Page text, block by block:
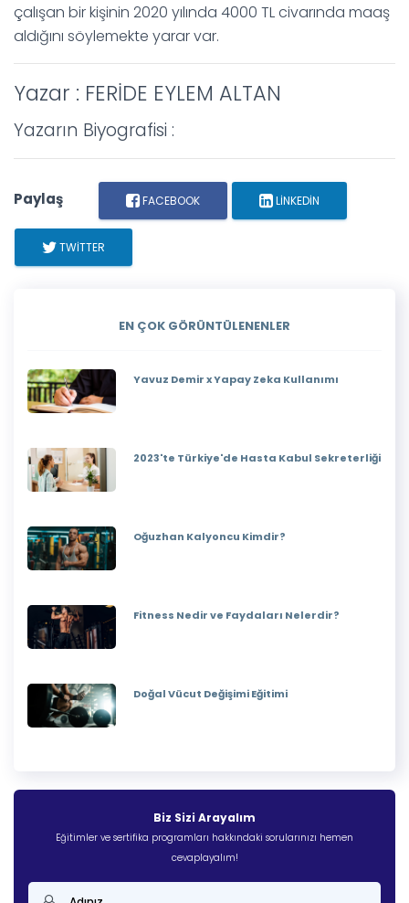
çalışan bir kişinin 2020 yılında 4000 TL civarında maaş
aldığını söylemekte yarar var.
Yazar : FERİDE EYLEM ALTAN
Yazarın Biyografisi :
Paylaş FACEBOOK LINKEDIN
TWITTER
EN ÇOK GÖRÜNTÜLENENLER
Yavuz Demir x Yapay Zeka Kullanımı
2023'te Türkiye'de Hasta Kabul Sekreterliği
Oğuzhan Kalyoncu Kimdir?
Fitness Nedir ve Faydaları Nelerdir?
Doğal Vücut Değişimi Eğitimi
Biz Sizi Arayalım
Eğitimler ve sertifika programları hakkındaki sorularınızı hemen
cevaplayalım!